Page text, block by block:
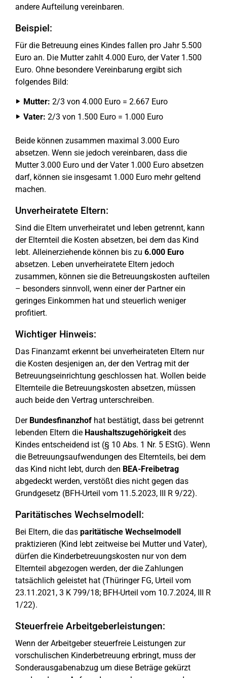
andere Aufteilung vereinbaren.
Beispiel:
Für die Betreuung eines Kindes fallen pro Jahr 5.500
Euro an. Die Mutter zahlt 4.000 Euro, der Vater 1.500
Euro. Ohne besondere Vereinbarung ergibt sich
folgendes Bild:
Mutter: 2/3 von 4.000 Euro = 2.667 Euro
Vater: 2/3 von 1.500 Euro = 1.000 Euro
Beide können zusammen maximal 3.000 Euro
absetzen. Wenn sie jedoch vereinbaren, dass die
Mutter 3.000 Euro und der Vater 1.000 Euro absetzen
darf, können sie insgesamt 1.000 Euro mehr geltend
machen.
Unverheiratete Eltern:
Sind die Eltern unverheiratet und leben getrennt, kann
der Elternteil die Kosten absetzen, bei dem das Kind
lebt. Alleinerziehende können bis zu 6.000 Euro
absetzen. Leben unverheiratete Eltern jedoch
zusammen, können sie die Betreuungskosten aufteilen
– besonders sinnvoll, wenn einer der Partner ein
geringes Einkommen hat und steuerlich weniger
profitiert.
Wichtiger Hinweis:
Das Finanzamt erkennt bei unverheirateten Eltern nur
die Kosten desjenigen an, der den Vertrag mit der
Betreuungseinrichtung geschlossen hat. Wollen beide
Elternteile die Betreuungskosten absetzen, müssen
auch beide den Vertrag unterschreiben.
Der Bundesfinanzhof hat bestätigt, dass bei getrennt
lebenden Eltern die Haushaltszugehörigkeitdes
Kindes entscheidend ist (§ 10 Abs. 1 Nr. 5 EStG). Wenn
die Betreuungsaufwendungen des Elternteils, bei dem
das Kind nicht lebt, durch den BEA-Freibetrag
abgedeckt werden, verstößt dies nicht gegen das
Grundgesetz (BFH-Urteil vom 11.5.2023, III R 9/22).
Paritätisches Wechselmodell:
Bei Eltern, die das paritätische Wechselmodell
praktizieren (Kind lebt zeitweise bei Mutter und Vater),
dürfen die Kinderbetreuungskosten nur von dem
Elternteil abgezogen werden, der die Zahlungen
tatsächlich geleistet hat (Thüringer FG, Urteil vom
23.11.2021, 3 K 799/18; BFH-Urteil vom 10.7.2024, III R
1/22).
Steuerfreie Arbeitgeberleistungen:
Wenn der Arbeitgeber steuerfreie Leistungen zur
vorschulischen Kinderbetreuung erbringt, muss der
Sonderausgabenabzug um diese Beträge gekürzt